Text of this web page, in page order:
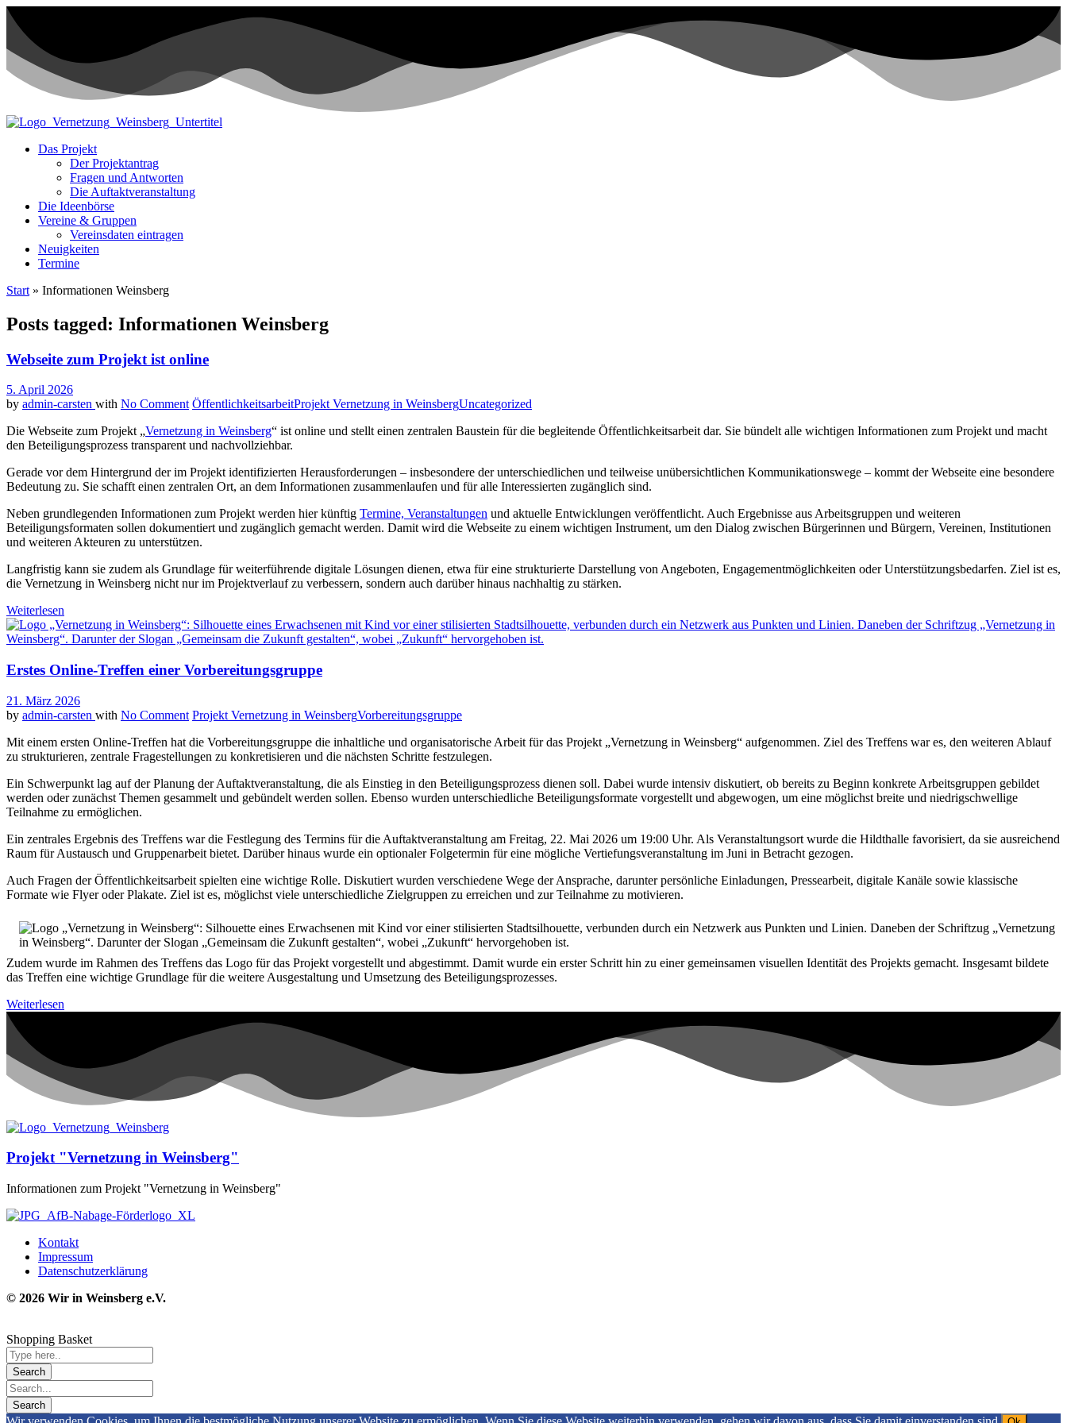
Das Projekt
Der Projektantrag
Fragen und Antworten
Die Auftaktveranstaltung
Die Ideenbörse
Vereine & Gruppen
Vereinsdaten eintragen
Neuigkeiten
Termine
Start » Informationen Weinsberg
Posts tagged: Informationen Weinsberg
Webseite zum Projekt ist online
5. April 2026
by admin-carsten with No Comment ÖffentlichkeitsarbeitProjekt Vernetzung in WeinsbergUncategorized
Die Webseite zum Projekt „Vernetzung in Weinsberg“ ist online und stellt einen zentralen Baustein für die begleitende Öffentlichkeitsarbeit dar. Sie bündelt alle wichtigen Informationen zum Projekt und macht
den Beteiligungsprozess transparent und nachvollziehbar.
Gerade vor dem Hintergrund der im Projekt identifizierten Herausforderungen – insbesondere der unterschiedlichen und teilweise unübersichtlichen Kommunikationswege – kommt der Webseite eine besondere
Bedeutung zu. Sie schafft einen zentralen Ort, an dem Informationen zusammenlaufen und für alle Interessierten zugänglich sind.
Neben grundlegenden Informationen zum Projekt werden hier künftig Termine, Veranstaltungen und aktuelle Entwicklungen veröffentlicht. Auch Ergebnisse aus Arbeitsgruppen und weiteren
Beteiligungsformaten sollen dokumentiert und zugänglich gemacht werden. Damit wird die Webseite zu einem wichtigen Instrument, um den Dialog zwischen Bürgerinnen und Bürgern, Vereinen, Institutionen
und weiteren Akteuren zu unterstützen.
Langfristig kann sie zudem als Grundlage für weiterführende digitale Lösungen dienen, etwa für eine strukturierte Darstellung von Angeboten, Engagementmöglichkeiten oder Unterstützungsbedarfen. Ziel ist es,
die Vernetzung in Weinsberg nicht nur im Projektverlauf zu verbessern, sondern auch darüber hinaus nachhaltig zu stärken.
Weiterlesen
Erstes Online-Treffen einer Vorbereitungsgruppe
21. März 2026
by admin-carsten with No Comment Projekt Vernetzung in WeinsbergVorbereitungsgruppe
Mit einem ersten Online-Treffen hat die Vorbereitungsgruppe die inhaltliche und organisatorische Arbeit für das Projekt „Vernetzung in Weinsberg“ aufgenommen. Ziel des Treffens war es, den weiteren Ablauf
zu strukturieren, zentrale Fragestellungen zu konkretisieren und die nächsten Schritte festzulegen.
Ein Schwerpunkt lag auf der Planung der Auftaktveranstaltung, die als Einstieg in den Beteiligungsprozess dienen soll. Dabei wurde intensiv diskutiert, ob bereits zu Beginn konkrete Arbeitsgruppen gebildet
werden oder zunächst Themen gesammelt und gebündelt werden sollen. Ebenso wurden unterschiedliche Beteiligungsformate vorgestellt und abgewogen, um eine möglichst breite und niedrigschwellige
Teilnahme zu ermöglichen.
Ein zentrales Ergebnis des Treffens war die Festlegung des Termins für die Auftaktveranstaltung am Freitag, 22. Mai 2026 um 19:00 Uhr. Als Veranstaltungsort wurde die Hildthalle favorisiert, da sie ausreichend
Raum für Austausch und Gruppenarbeit bietet. Darüber hinaus wurde ein optionaler Folgetermin für eine mögliche Vertiefungsveranstaltung im Juni in Betracht gezogen.
Auch Fragen der Öffentlichkeitsarbeit spielten eine wichtige Rolle. Diskutiert wurden verschiedene Wege der Ansprache, darunter persönliche Einladungen, Pressearbeit, digitale Kanäle sowie klassische
Formate wie Flyer oder Plakate. Ziel ist es, möglichst viele unterschiedliche Zielgruppen zu erreichen und zur Teilnahme zu motivieren.
Zudem wurde im Rahmen des Treffens das Logo für das Projekt vorgestellt und abgestimmt. Damit wurde ein erster Schritt hin zu einer gemeinsamen visuellen Identität des Projekts gemacht. Insgesamt bildete
das Treffen eine wichtige Grundlage für die weitere Ausgestaltung und Umsetzung des Beteiligungsprozesses.
Weiterlesen
Projekt "Vernetzung in Weinsberg"
Informationen zum Projekt "Vernetzung in Weinsberg"
Kontakt
Impressum
Datenschutzerklärung
© 2026 Wir in Weinsberg e.V.
Shopping Basket